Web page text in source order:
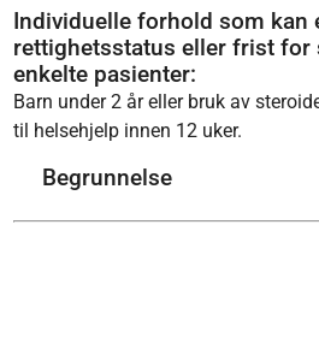
Individuelle forhold som kan
rettighetsstatus eller frist for
enkelte pasienter:
Barn under 2 år eller bruk av
til helsehjelp innen 12 uker.
Begrunnelse